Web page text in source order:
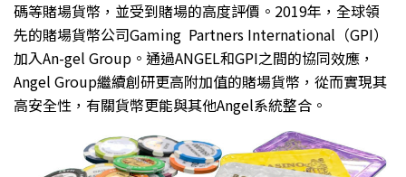
碼等賭場貨幣，並受到賭場的高度評價。2019年，全球領
先的賭場貨幣公司Gaming Partners International（GPI）
加入An-gel Group。通過ANGEL和GPI之間的協同效應，
Angel Group繼續創研更高附加值的賭場貨幣，從而實現其
高安全性，有關貨幣更能與其他Angel系統整合。